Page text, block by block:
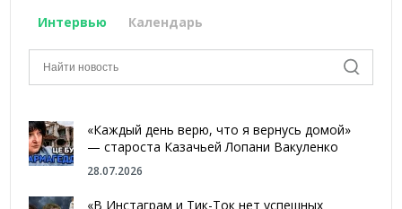
Интервью Календарь
«Каждый день верю, что я вернусь домой»
— староста Казачьей Лопани Вакуленко
28.07.2026
«В Инстаграм и Тик-Ток нет успешных